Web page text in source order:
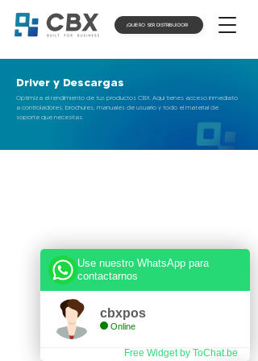
¡QUIERO SER DISTRIBUIDOR!
Driver y Descargas
Optimiza el rendimiento de tus productos CBX. Aquí tienes acceso inmediato
a controladores, brochures, manuales de usuario y todo el material de
soporte que necesitas.
TERMINALES POS
MONITORES TÁCTILES
GAVETAS DE DINERO
Use nuestro WhatsApp para
contactarnos
cbxpos
Online
Free Widget by ToChat.be